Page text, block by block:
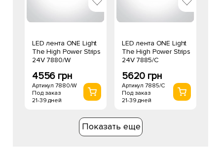
LED лента ONE Light
The High Power Strips
24V 7880/W
4556 грн
Артикул 7880/W
Под заказ
21-39 дней
LED лента ONE Light
The High Power Strips
24V 7885/C
5620 грн
Артикул 7885/C
Под заказ
21-39 дней
Показать еще